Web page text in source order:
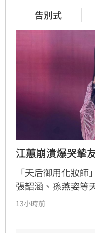
告別式
江蕙崩潰爆哭摯
「天后御用化妝師
張韶涵、孫燕姿等
在國外無法出席，
13小時前